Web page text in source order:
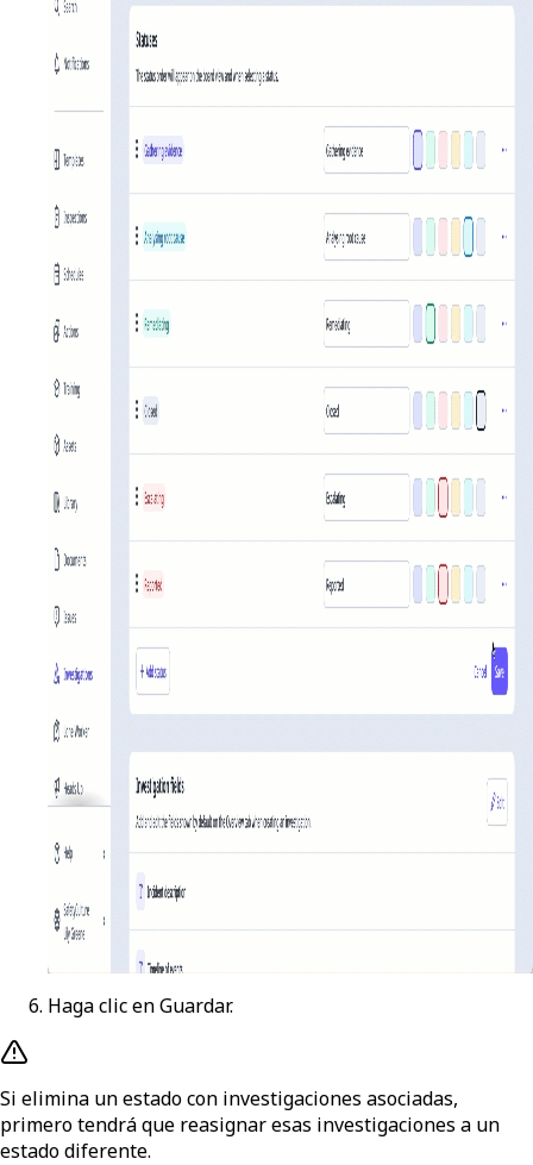
Haga clic enGuardar.
Si elimina un estado con investigaciones asociadas,
primero tendrá que reasignar esas investigaciones a un
estado diferente.